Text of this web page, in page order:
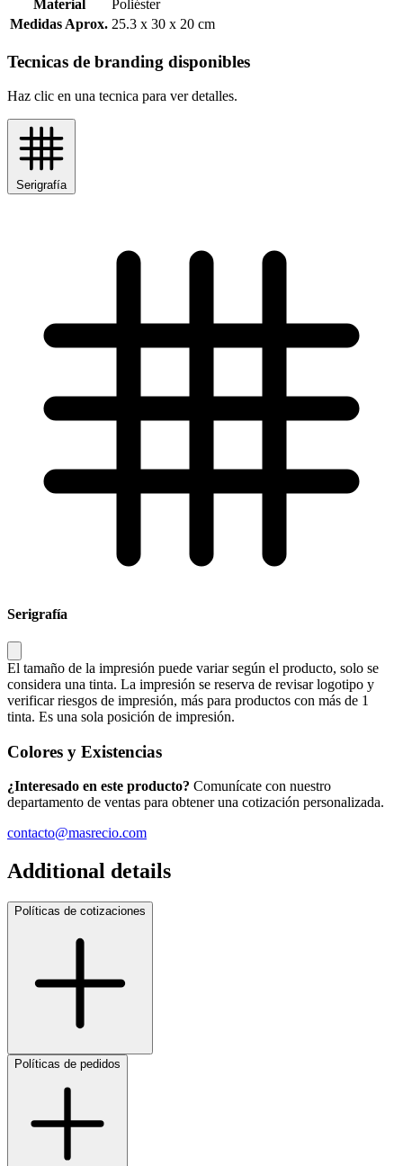
Material
Poliéster
Medidas Aprox. 25.3 x 30 x 20 cm
Tecnicas de branding disponibles
Haz clic en una tecnica para ver detalles.
Serigrafía
Serigrafía
El tamaño de la impresión puede variar según el producto, solo se
considera una tinta. La impresión se reserva de revisar logotipo y
verificar riesgos de impresión, más para productos con más de 1
tinta. Es una sola posición de impresión.
Colores y Existencias
¿Interesado en este producto? Comunícate con nuestro
departamento de ventas para obtener una cotización personalizada.
contacto@masrecio.com
Additional details
Políticas de cotizaciones
Políticas de pedidos